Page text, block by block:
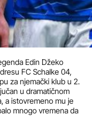
Edin Džeko
FC Schalke 04,
za njemački klub u 2.
u dramatičnom
a istovremeno mu je
mnogo vremena da